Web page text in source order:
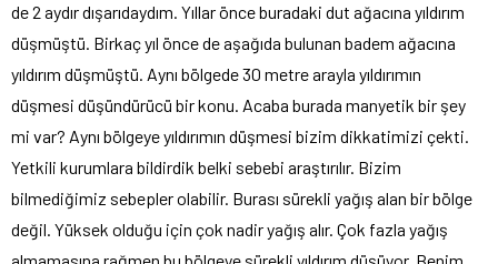
de 2 aydır dışarıdaydım. Yıllar önce buradaki dut ağacına yıldırım
düşmüştü. Birkaç yıl önce de aşağıda bulunan badem ağacına
yıldırım düşmüştü. Aynı bölgede 30 metre arayla yıldırımın
düşmesi düşündürücü bir konu. Acaba burada manyetik bir şey
mi var? Aynı bölgeye yıldırımın düşmesi bizim dikkatimizi çekti.
Yetkili kurumlara bildirdik belki sebebi araştırılır. Bizim
bilmediğimiz sebepler olabilir. Burası sürekli yağış alan bir bölge
değil. Yüksek olduğu için çok nadir yağış alır. Çok fazla yağış